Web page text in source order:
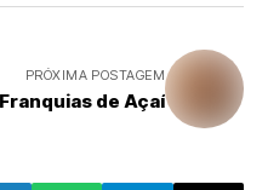
PRÓXIMA POSTAGEM
Franquias de Açaí